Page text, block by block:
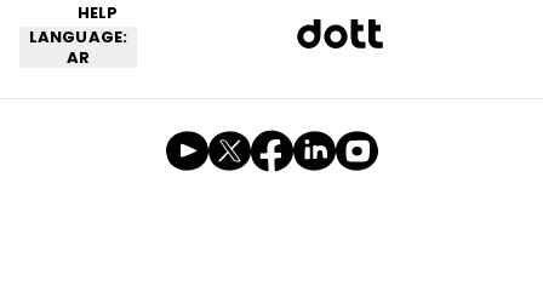
HELP
LANGUAGE:
AR